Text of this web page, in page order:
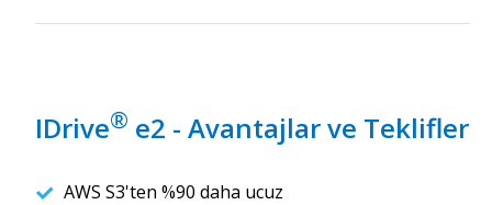
IDrive® e2 - Avantajlar ve Teklifler
AWS S3'ten %90 daha ucuz